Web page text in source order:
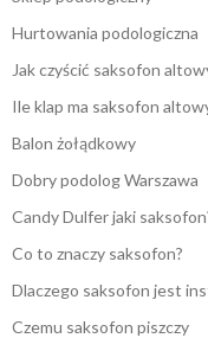
Hurtowania podologiczna
Jak czyścić saksofon
Ile klap ma saksofon
Balon żołądkowy
Dobry podolog Warszawa
Candy Dulfer jaki
Co to znaczy saksofon?
Dlaczego saksofon jest
Czemu saksofon piszczy